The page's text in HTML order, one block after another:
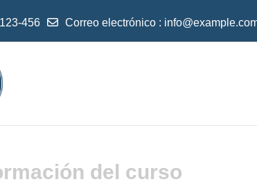
456 Correo electrónico :
del curso